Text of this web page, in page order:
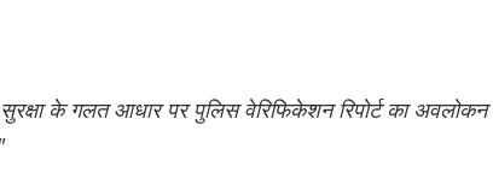
के गलत आधार पर पुलिस वेरिफिकेशन रिपोर्ट का अवलोकन